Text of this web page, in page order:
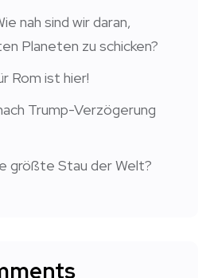
nah sind wir daran,
Planeten zu schicken?
Rom ist hier!
Trump-Verzögerung
größte Stau der Welt?